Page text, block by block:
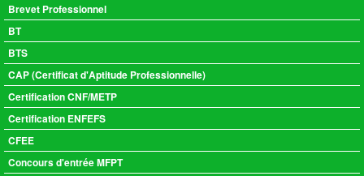
Brevet Professionnel
BT
BTS
CAP (Certificat d'Aptitude Professionnelle)
Certification CNF/METP
Certification ENFEFS
CFEE
Concours d'entrée MFPT